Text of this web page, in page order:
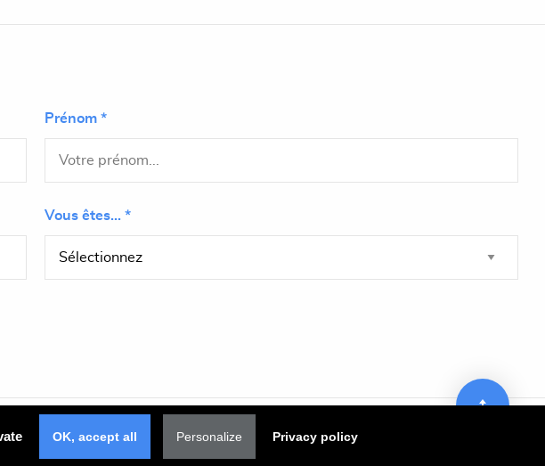
Prénom *
Vous êtes... *
Plan du siteOK, accept all Personalize Privacy policy